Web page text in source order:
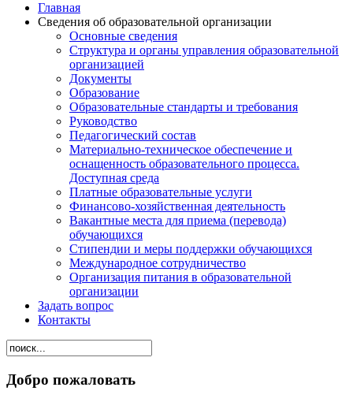
Главная
Сведения об образовательной организации
Основные сведения
Структура и органы управления образовательной
организацией
Документы
Образование
Образовательные стандарты и требования
Руководство
Педагогический состав
Материально-техническое обеспечение и
оснащенность образовательного процесса.
Доступная среда
Платные образовательные услуги
Финансово-хозяйственная деятельность
Вакантные места для приема (перевода)
обучающихся
Стипендии и меры поддержки обучающихся
Международное сотрудничество
Организация питания в образовательной
организации
Задать вопрос
Контакты
Добро пожаловать